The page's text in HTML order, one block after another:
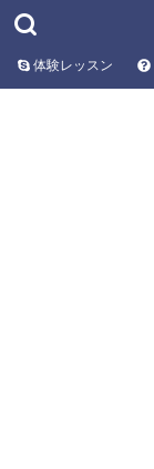
体験レッスン